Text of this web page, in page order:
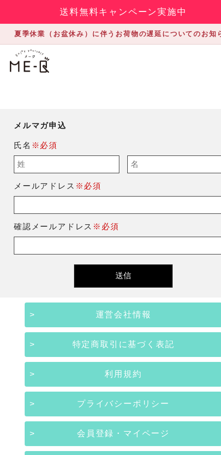
送料無料キャンペーン実施中
夏季休業（お盆休み）に伴うお荷物の遅延についてのお知
メルマガ申込
氏名 ※必須
メールアドレス ※必須
確認メールアドレス ※必須
運営会社情報
特定商取引に基づく表記
利用規約
プライバシーポリシー
会員登録・マイページ